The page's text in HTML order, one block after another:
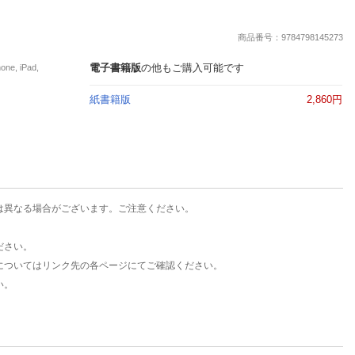
推し楽商品番号：9784798145273
iPad, 電子書籍版の他もご購入可能です
紙書籍版 2,860円
なる場合がございます。ご注意ください。
い。
いてはリンク先の各ページにてご確認ください。